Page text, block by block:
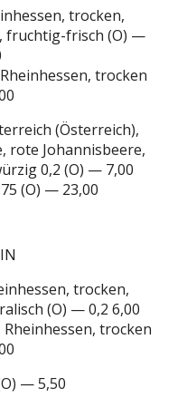
trocken,
fruchtig-frisch (O) —
trocken
(Österreich),
rote Johannisbeere,
0,2 (O) — 7,00
(O) — 23,00
trocken,
(O) — 0,2 6,00
trocken
— 5,50